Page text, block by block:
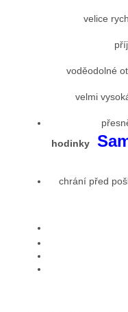
velice
voděodolné
velmi
hodinky
chrání před